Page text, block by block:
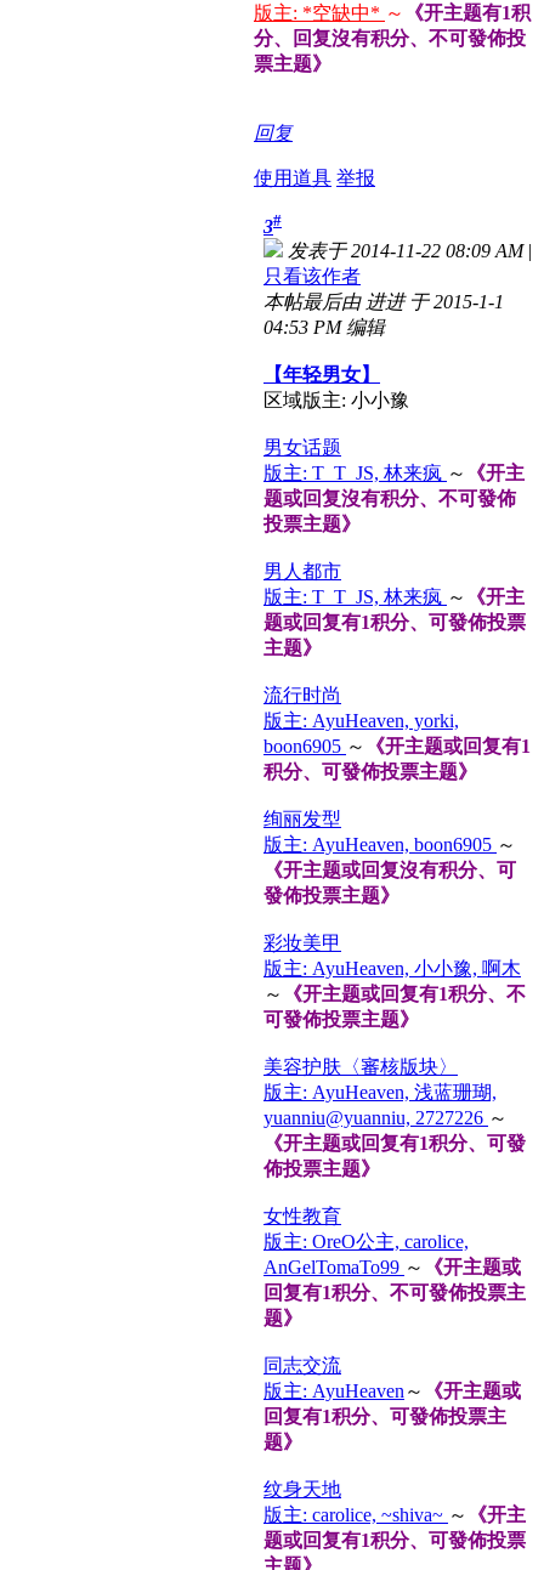
版主: *空缺中* ～
《开主题有1积
分、回复沒有积分、不可發佈投
票主题》
回复
使用道具 举报
3#
发表于 2014-11-22 08:09 AM |
只看该作者
本帖最后由 进进 于 2015-1-1
04:53 PM 编辑
【年轻男女】
区域版主: 小小豫
男女话题
版主: T_T_JS, 林来疯 ～
《开主
题或回复沒有积分、不可發佈
投票主题》
男人都市
版主: T_T_JS, 林来疯 ～
《开主
题或回复有1积分、可發佈投票
主题》
流行时尚
版主: AyuHeaven, yorki,
boon6905 ～
《开主题或回复有1
积分、可發佈投票主题》
绚丽发型
版主: AyuHeaven, boon6905 ～
《开主题或回复沒有积分、可
發佈投票主题》
彩妆美甲
版主: AyuHeaven, 小小豫, 啊木
～
《开主题或回复有1积分、不
可發佈投票主题》
美容护肤〈審核版块〉
版主: AyuHeaven, 浅蓝珊瑚,
yuanniu@yuanniu, 2727226 ～
《开主题或回复有1积分、可發
佈投票主题》
女性教育
版主: OreO公主, carolice,
AnGelTomaTo99 ～
《开主题或
回复有1积分、不可發佈投票主
题》
同志交流
版主: AyuHeaven ～
《开主题或
回复有1积分、可發佈投票主
题》
纹身天地
版主: carolice, ~shiva~ ～
《开主
题或回复有1积分、可發佈投票